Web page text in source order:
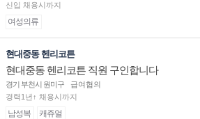
신입 채용시까지
여성의류
현대중동 헨리코튼
현대중동 헨리코튼 직원 구인합니다
경기 부천시 원미구
급여협의
경력1년↑ 채용시까지
남성복 캐쥬얼